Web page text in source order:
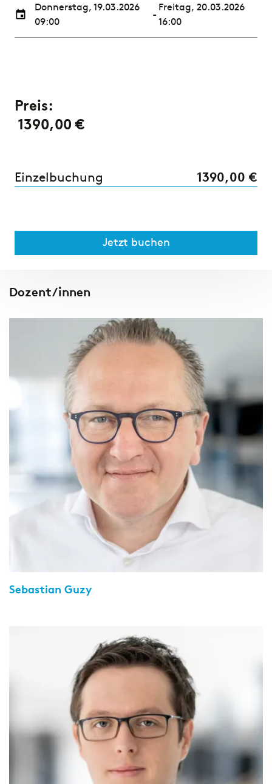
Donnerstag, 19.03.2026
09:00
-
Freitag, 20.03.2026
16:00
Preis:
1390,00 €
Einzelbuchung 1390,00 €
Jetzt buchen
Dozent/innen
Sebastian Guzy